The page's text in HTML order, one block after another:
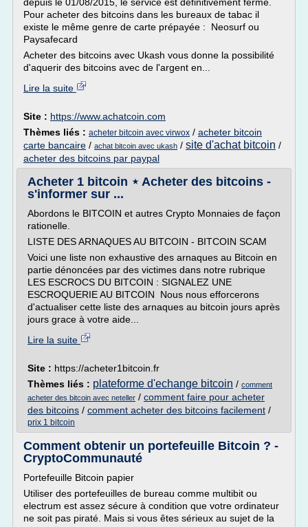
Pour acheter des bitcoins dans les bureaux de tabac il
existe le même genre de carte prépayée : Neosurf ou
Paysafecard
Acheter des bitcoins avec Ukash vous donne la possibilité
d'aquerir des bitcoins avec de l'argent en...
Lire la suite
Site : https://www.achatcoin.com
Thèmes liés : acheter bitcoin avec virwox / acheter bitcoin
carte bancaire / achat bitcoin avec ukash / site d'achat bitcoin /
acheter des bitcoins par paypal
Acheter 1 bitcoin ⋆ Acheter des bitcoins -
s'informer sur ...
Abordons le BITCOIN et autres Crypto Monnaies de façon
rationelle.
LISTE DES ARNAQUES AU BITCOIN - BITCOIN SCAM
Voici une liste non exhaustive des arnaques au Bitcoin en
partie dénoncées par des victimes dans notre rubrique
LES ESCROCS DU BITCOIN : SIGNALEZ UNE
ESCROQUERIE AU BITCOIN Nous nous efforcerons
d'actualiser cette liste des arnaques au bitcoin jours après
jours grace à votre aide...
Lire la suite
Site : https://acheter1bitcoin.fr
Thèmes liés : plateforme d'echange bitcoin / comment
acheter des bitcoin avec neteller / comment faire pour acheter
des bitcoins / comment acheter des bitcoins facilement /
prix 1 bitcoin
Comment obtenir un portefeuille Bitcoin ? -
CryptoCommunauté
Portefeuille Bitcoin papier
Utiliser des portefeuilles de bureau comme multibit ou
electrum est assez sécure à condition que votre ordinateur
ne soit pas piraté. Mais si vous êtes sérieux au sujet de la